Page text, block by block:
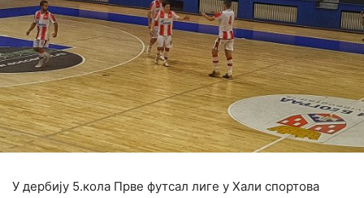
У дербију 5.кола Прве футсал лиге у Хали спортова